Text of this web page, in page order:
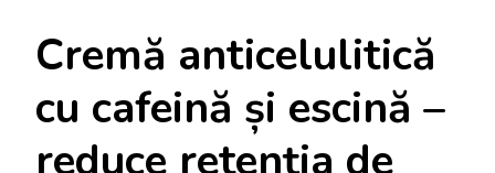
Cremă anticelulitică
cu cafeină și escină –